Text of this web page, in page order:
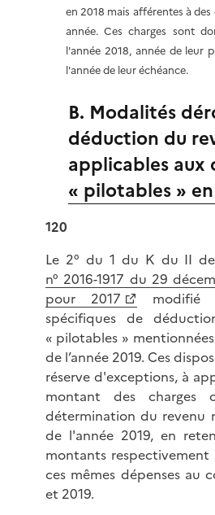
en 2018 mais afférentes à
année. Ces charges sont
l'année 2018, année de leur
l'année de leur échéance.
B. Modalités
déduction du
applicables aux
« pilotables »
120
Le 2° du 1 du K du II
n° 2016-1917 du 29
pour 2017
modifié
spécifiques de
« pilotables »
de l’année 2019. Ces
réserve d'exceptions, à
montant des charges
détermination du revenu
de l'année 2019, en
montants
ces mêmes dépenses au
et 2019.